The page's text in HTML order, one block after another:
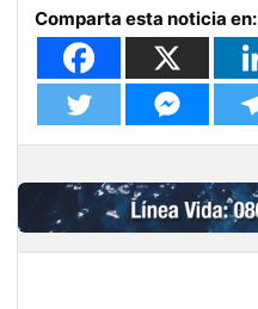
Comparta esta noticia en: